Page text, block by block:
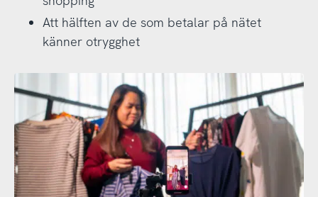
Att hälften av de som betalar på nätet
känner otrygghet